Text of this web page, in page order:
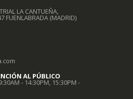
LA CANTUEÑA,
FUENLABRADA (MADRID)
AL PÚBLICO
- 14:30PM, 15:30PM -